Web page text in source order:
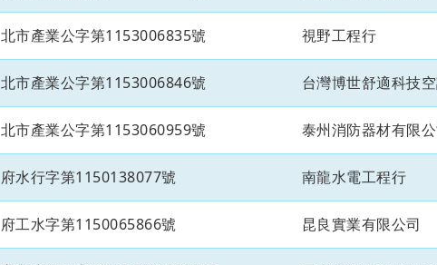
北市產業公字第1153006835號 視野工程行
北市產業公字第1153006846號 台灣博世舒適科技
北市產業公字第1153060959號 泰州消防器材有限
府水行字第1150138077號 南龍水電工程行
府工水字第1150065866號 昆良實業有限公司